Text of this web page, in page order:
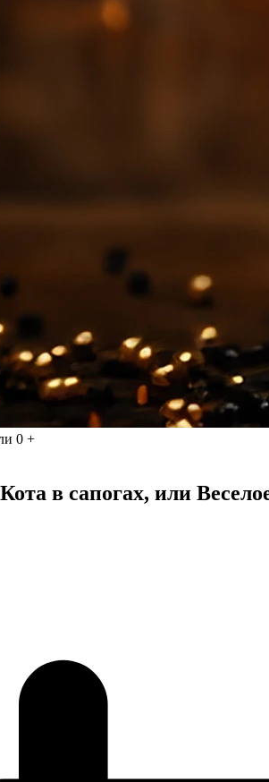
0 +
в сапогах, или